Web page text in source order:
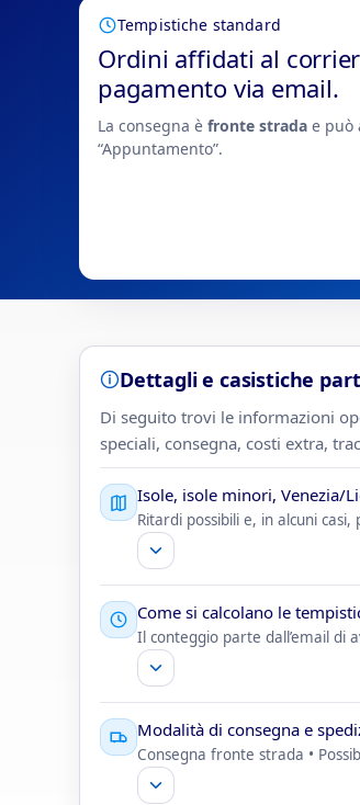
Tempistiche standard
Ordini affidati al
pagamento via email.
La consegna è fronte strada e può
“Appuntamento”.
Dettagli e casistiche
Di seguito trovi le informazioni
speciali, consegna, costi extra,
Isole, isole minori, Venezia/
Ritardi possibili e, in alcuni
Come si calcolano le
Il conteggio parte dall’email di
Modalità di consegna e
Consegna fronte strada •